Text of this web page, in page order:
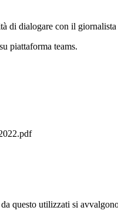
di dialogare con il
piattaforma teams.
questo utilizzati si